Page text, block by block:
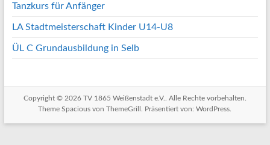
Tanzkurs für Anfänger
LA Stadtmeisterschaft Kinder U14-U8
ÜL C Grundausbildung in Selb
Copyright © 2026 TV 1865 Weißenstadt e.V.
. Alle Rechte vorbehalten.
ThemeSpacious von ThemeGrill. Präsentiert von:WordPress